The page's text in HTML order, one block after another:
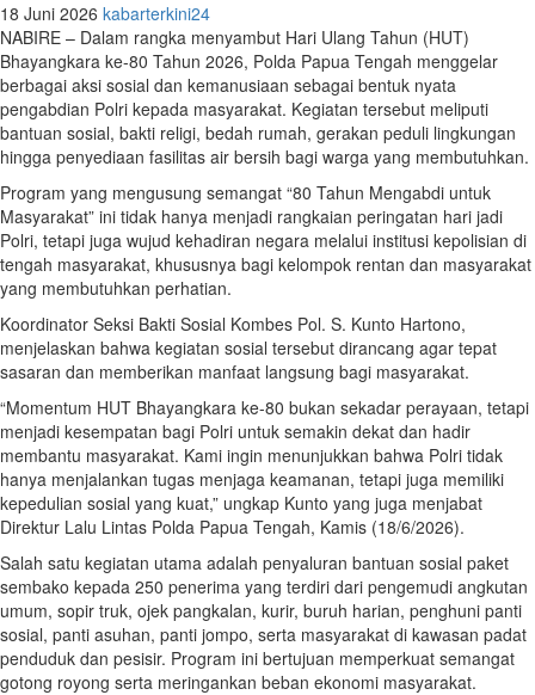
18 Juni 2026 kabarterkini24
NABIRE – Dalam rangka menyambut Hari Ulang Tahun (HUT)
Bhayangkara ke-80 Tahun 2026, Polda Papua Tengah menggelar
berbagai aksi sosial dan kemanusiaan sebagai bentuk nyata
pengabdian Polri kepada masyarakat. Kegiatan tersebut meliputi
bantuan sosial, bakti religi, bedah rumah, gerakan peduli lingkungan
hingga penyediaan fasilitas air bersih bagi warga yang membutuhkan.
Program yang mengusung semangat “80 Tahun Mengabdi untuk
Masyarakat” ini tidak hanya menjadi rangkaian peringatan hari jadi
Polri, tetapi juga wujud kehadiran negara melalui institusi kepolisian di
tengah masyarakat, khususnya bagi kelompok rentan dan masyarakat
yang membutuhkan perhatian.
Koordinator Seksi Bakti Sosial Kombes Pol. S. Kunto Hartono,
menjelaskan bahwa kegiatan sosial tersebut dirancang agar tepat
sasaran dan memberikan manfaat langsung bagi masyarakat.
“Momentum HUT Bhayangkara ke-80 bukan sekadar perayaan, tetapi
menjadi kesempatan bagi Polri untuk semakin dekat dan hadir
membantu masyarakat. Kami ingin menunjukkan bahwa Polri tidak
hanya menjalankan tugas menjaga keamanan, tetapi juga memiliki
kepedulian sosial yang kuat,” ungkap Kunto yang juga menjabat
Direktur Lalu Lintas Polda Papua Tengah, Kamis (18/6/2026).
Salah satu kegiatan utama adalah penyaluran bantuan sosial paket
sembako kepada 250 penerima yang terdiri dari pengemudi angkutan
umum, sopir truk, ojek pangkalan, kurir, buruh harian, penghuni panti
sosial, panti asuhan, panti jompo, serta masyarakat di kawasan padat
penduduk dan pesisir. Program ini bertujuan memperkuat semangat
gotong royong serta meringankan beban ekonomi masyarakat.